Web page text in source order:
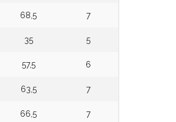
68,5 7
35 5
57,5 6
63,5 7
66,5 7